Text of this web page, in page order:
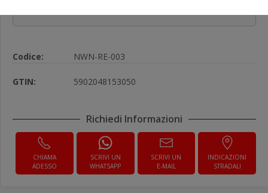
Codice: NWN-RE-003
GTIN: 5902048153050
Richiedi Informazioni
CHIAMA
ADESSO
SCRIVI UN
WHATSAPP
SCRIVI UN
E-MAIL
INDICAZIONI
STRADALI